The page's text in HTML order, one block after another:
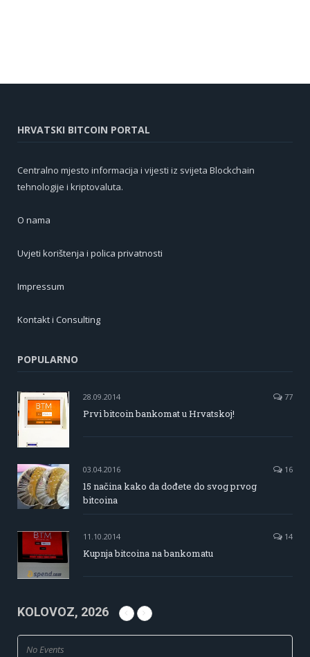
HRVATSKI BITCOIN PORTAL
Centralno mjesto informacija i vijesti iz svijeta Blockchain
tehnologije i kriptovaluta.
O nama
Uvjeti korištenja i polica privatnosti
Impressum
Kontakt i Consulting
POPULARNO
28.09.2014 77
Prvi bitcoin bankomat u Hrvatskoj!
03.04.2016 16
15 načina kako da dođete do svog prvog
bitcoina
11.10.2014 14
Kupnja bitcoina na bankomatu
KOLOVOZ, 2026
No Events